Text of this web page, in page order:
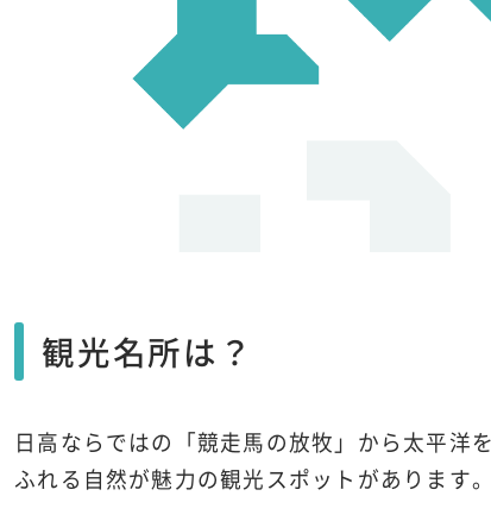
観光名所は？
日高ならではの「競走馬の放牧」から太平洋
ふれる自然が魅力の観光スポットがあります。